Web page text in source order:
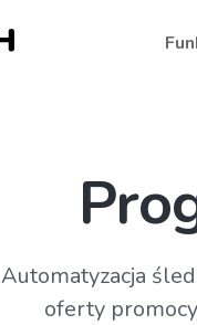
Automatyzacja
oferty